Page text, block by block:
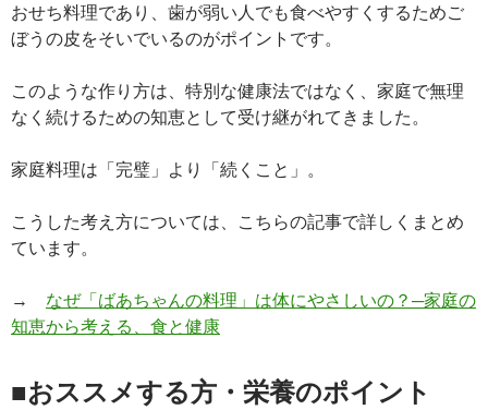
おせち料理であり、歯が弱い人でも食べやすくするためご
ぼうの皮をそいでいるのがポイントです。
このような作り方は、特別な健康法ではなく、家庭で無理
なく続けるための知恵として受け継がれてきました。
家庭料理は「完璧」より「続くこと」。
こうした考え方については、こちらの記事で詳しくまとめ
ています。
→ なぜ「ばあちゃんの料理」は体にやさしいの？─家庭の
知恵から考える、食と健康
■おススメする方・栄養のポイント